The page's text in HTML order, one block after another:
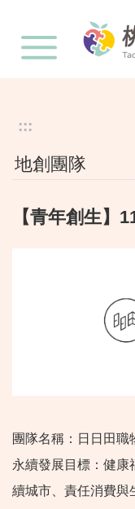
:::
地創團隊
【青年創生】
團隊名稱：日日田職
永續發展目標：健康
續城市、責任消費與